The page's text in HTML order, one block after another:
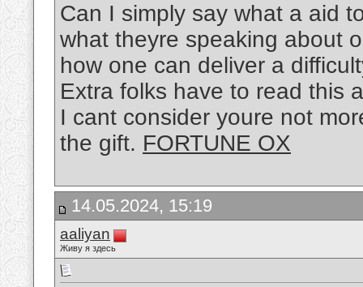
Can I simply say what a aid
what theyre speaking about
how one can deliver a
Extra folks have to read this
I cant consider youre not
the gift. FORTUNE OX
14.05.2024, 15:19
aaliyan
Живу я здесь